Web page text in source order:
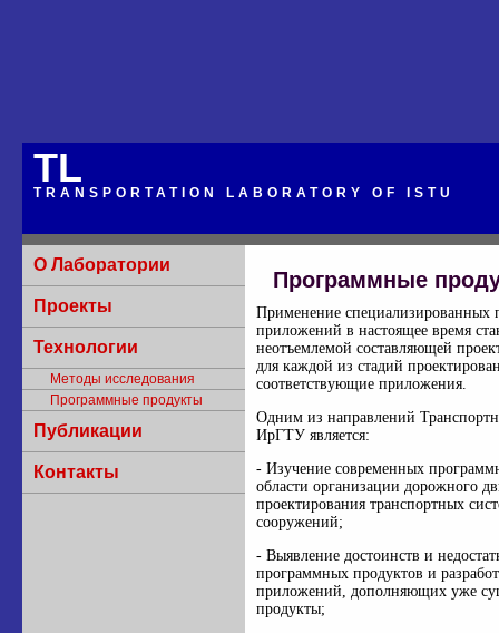
TL
TRANSPORTATION LABORATORY OF ISTU
О Лаборатории
Проекты
Технологии
Методы исследования
Программные продукты
Публикации
Контакты
Программные
Применение специализированных
приложений в настоящее время
неотъемлемой составляющей
для каждой из стадий
соответствующие приложения.
Одним из направлений
ИрГТУ является:
- Изучение современных
области организации дорожного
проектирования транспортных
сооружений;
- Выявление достоинств и
программных продуктов и
приложений, дополняющих уже
продукты;